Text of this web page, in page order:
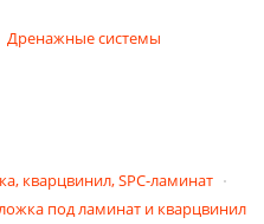
Дренажные системы
кварцвинил, SPC-ламинат
под ламинат и кварцвинил